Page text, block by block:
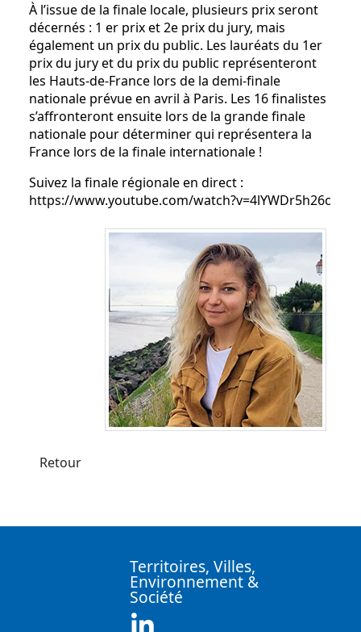
À l’issue de la finale locale, plusieurs prix seront
décernés : 1 er prix et 2e prix du jury, mais
également un prix du public. Les lauréats du 1er
prix du jury et du prix du public représenteront
les Hauts-de-France lors de la demi-finale
nationale prévue en avril à Paris. Les 16 finalistes
s’affronteront ensuite lors de la grande finale
nationale pour déterminer qui représentera la
France lors de la finale internationale !
Suivez la finale régionale en direct :
https://www.youtube.com/watch?v=4lYWDr5h26c
Retour
Territoires, Villes,
Environnement &
Société